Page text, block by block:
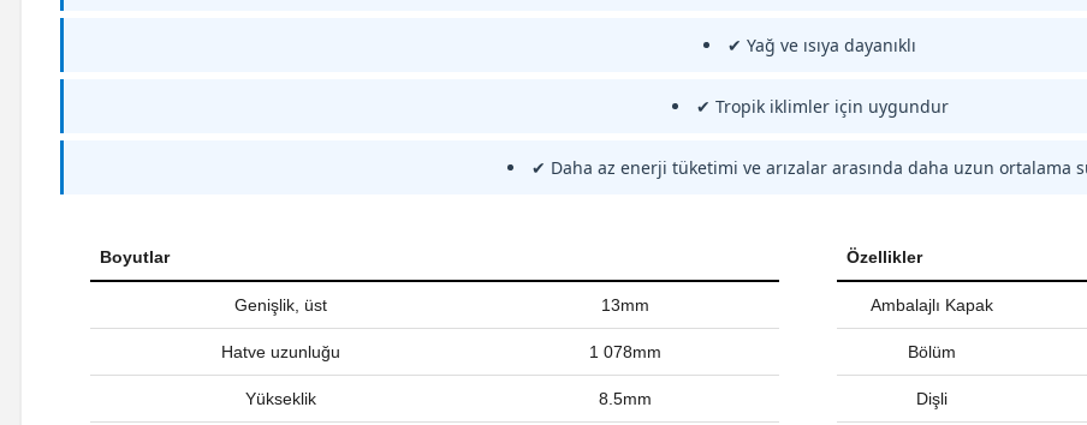
✔ Yağ ve ısıya dayanıklı
✔ Tropik iklimler için uygundur
✔ Daha az enerji tüketimi ve arızalar arasında daha uzun ortalama
Boyutlar
Genişlik, üst 13mm
Hatve uzunluğu 1 078mm
Yükseklik 8.5mm
Özellikler
Ambalajlı Kapak
Bölüm
Dişli